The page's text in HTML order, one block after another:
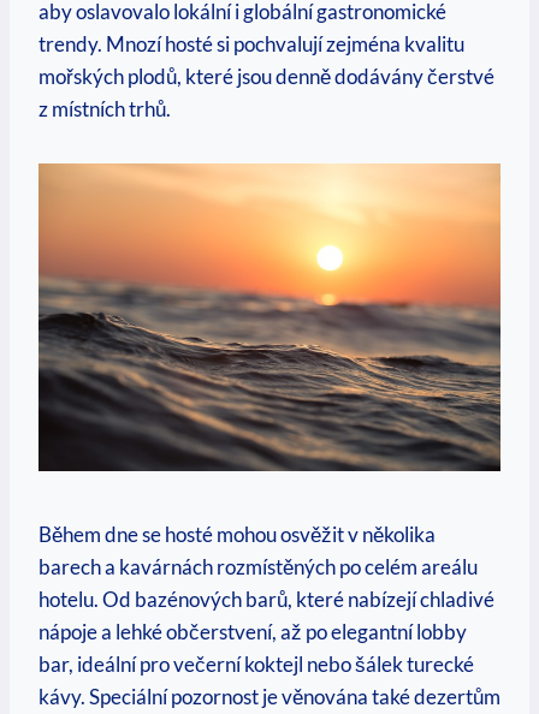
aby oslavovalo lokální i globální gastronomické
trendy. Mnozí hosté si pochvalují zejména kvalitu
mořských plodů, které jsou denně dodávány čerstvé
z místních trhů.
Během dne se hosté mohou osvěžit v několika
barech a kavárnách rozmístěných po celém areálu
hotelu. Od bazénových barů, které nabízejí chladivé
nápoje a lehké občerstvení, až po elegantní lobby
bar, ideální pro večerní koktejl nebo šálek turecké
kávy. Speciální pozornost je věnována také dezertům